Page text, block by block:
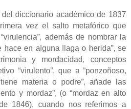
diccionario académico de 1837
vez el salto metafórico que
además de nombrar la
hace en alguna llaga o herida”, se
y mordacidad, conceptos
“virulento”, que a “ponzoñoso,
materia o podre”, añade las
y mordaz”, (o “mordaz en alto
1846), cuando nos referimos a